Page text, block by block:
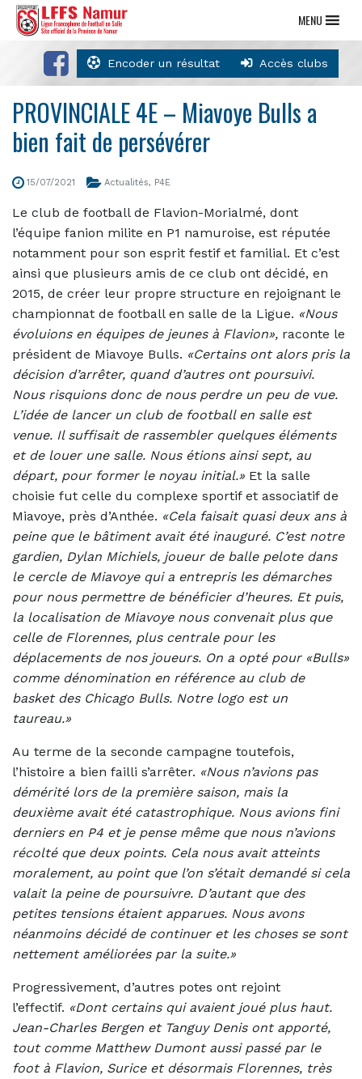
Encoder un résultat Accès clubs
MENU
PROVINCIALE 4E – Miavoye Bulls a
bien fait de persévérer
15/07/2021 Actualités, P4E
Le club de football de Flavion-Morialmé, dont
l’équipe fanion milite en P1 namuroise, est réputée
notamment pour son esprit festif et familial. Et c’est
ainsi que plusieurs amis de ce club ont décidé, en
2015, de créer leur propre structure en rejoignant le
championnat de football en salle de la Ligue. «Nous
évoluions en équipes de jeunes à Flavion», raconte le
président de Miavoye Bulls. «Certains ont alors pris la
décision d’arrêter, quand d’autres ont poursuivi.
Nous risquions donc de nous perdre un peu de vue.
L’idée de lancer un club de football en salle est
venue. Il suffisait de rassembler quelques éléments
et de louer une salle. Nous étions ainsi sept, au
départ, pour former le noyau initial.» Et la salle
choisie fut celle du complexe sportif et associatif de
Miavoye, près d’Anthée. «Cela faisait quasi deux ans à
peine que le bâtiment avait été inauguré. C’est notre
gardien, Dylan Michiels, joueur de balle pelote dans
le cercle de Miavoye qui a entrepris les démarches
pour nous permettre de bénéficier d’heures. Et puis,
la localisation de Miavoye nous convenait plus que
celle de Florennes, plus centrale pour les
déplacements de nos joueurs. On a opté pour «Bulls»
comme dénomination en référence au club de
basket des Chicago Bulls. Notre logo est un
taureau.»
Au terme de la seconde campagne toutefois,
l’histoire a bien failli s’arrêter. «Nous n’avions pas
démérité lors de la première saison, mais la
deuxième avait été catastrophique. Nous avions fini
derniers en P4 et je pense même que nous n’avions
récolté que deux points. Cela nous avait atteints
moralement, au point que l’on s’était demandé si cela
valait la peine de poursuivre. D’autant que des
petites tensions étaient apparues. Nous avons
néanmoins décidé de continuer et les choses se sont
nettement améliorées par la suite.»
Progressivement, d’autres potes ont rejoint
l’effectif. «Dont certains qui avaient joué plus haut.
Jean-Charles Bergen et Tanguy Denis ont apporté,
tout comme Matthew Dumont aussi passé par le
foot à Flavion, Surice et désormais Florennes, très